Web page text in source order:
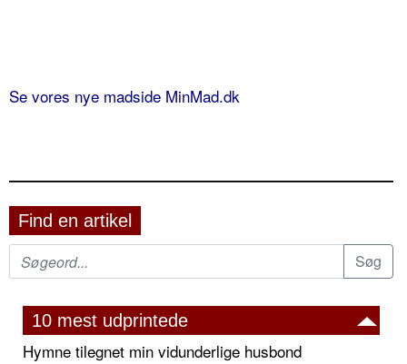
Se vores nye madside MinMad.dk
Find en artikel
10 mest udprintede
Hymne tilegnet min vidunderlige husbond